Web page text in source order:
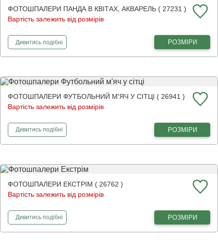
ФОТОШПАЛЕРИ ПАНДА В КВІТАХ, АКВАРЕЛЬ ( 27231 )
Вартість залежить від розмірів
Дивитисьфотошпалери
подібні РОЗМІРИ
ФОТОШПАЛЕРИ ФУТБОЛЬНИЙ М'ЯЧ У СІТЦІ ( 26941 )
Вартість залежить від розмірів
Дивитисьфотошпалери
подібні РОЗМІРИ
ФОТОШПАЛЕРИ ЕКСТРІМ ( 26762 )
Вартість залежить від розмірів
Дивитисьфотошпалери
подібні РОЗМІРИ